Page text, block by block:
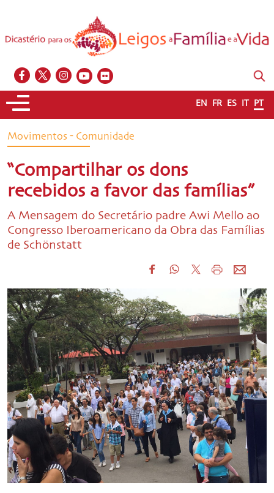
EN FR ES IT PT
Movimentos - Comunidade
“Compartilhar os dons
recebidos a favor das famílias”
A Mensagem do Secretário padre Awi Mello ao
Congresso Iberoamericano da Obra das Famílias
de Schönstatt